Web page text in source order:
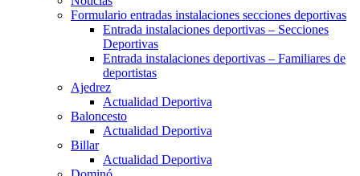
Formulario entradas instalaciones secciones deportivas
Entrada instalaciones deportivas – Secciones
Deportivas
Entrada instalaciones deportivas – Familiares de
deportistas
Ajedrez
Actualidad Deportiva
Baloncesto
Actualidad Deportiva
Billar
Actualidad Deportiva